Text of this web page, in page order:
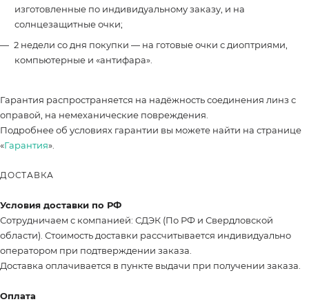
изготовленные по индивидуальному заказу, и на
солнцезащитные очки;
2 недели со дня покупки — на готовые очки с диоптриями,
компьютерные и «антифара».
Гарантия распространяется на надёжность соединения линз с
оправой, на немеханические повреждения.
Подробнее об условиях гарантии вы можете найти на странице
«Гарантия».
ДОСТАВКА
Условия доставки по РФ
Сотрудничаем с компанией: СДЭК (По РФ и Свердловской
области). Стоимость доставки рассчитывается индивидуально
оператором при подтверждении заказа.
Доставка оплачивается в пункте выдачи при получении заказа.
Оплата